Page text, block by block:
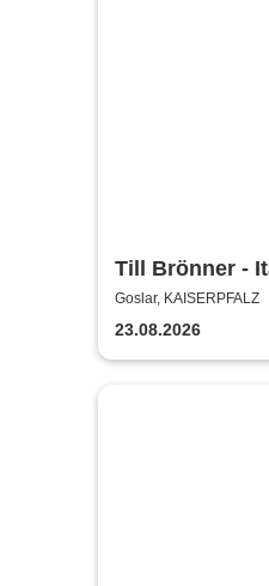
Till Brönner -
2026
Goslar, KAISERPFALZ
23.08.2026